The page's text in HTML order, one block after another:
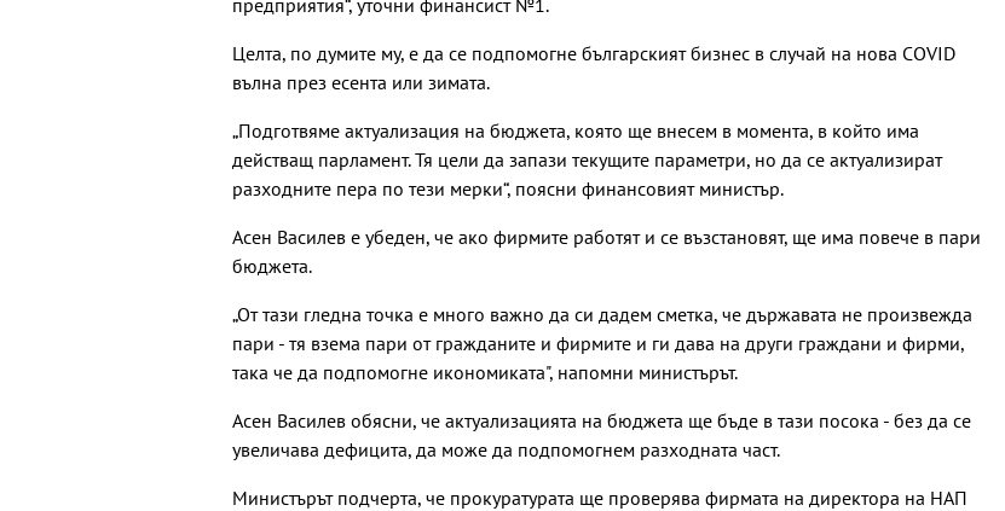
Целта, по думите му, е да се подпомогне българският бизнес в случай на нова COVID
вълна през есента или зимата.
„Подготвяме актуализация на бюджета, която ще внесем в момента, в който има
действащ парламент. Тя цели да запази текущите параметри, но да се актуализират
разходните пера по тези мерки“, поясни финансовият министър.
Асен Василев е убеден, че ако фирмите работят и се възстановят, ще има повече в пари
бюджета.
„От тази гледна точка е много важно да си дадем сметка, че държавата не произвежда
пари - тя взема пари от гражданите и фирмите и ги дава на други граждани и фирми,
така че да подпомогне икономиката", напомни министърът.
Асен Василев обясни, че актуализацията на бюджета ще бъде в тази посока - без да се
увеличава дефицита, да може да подпомогнем разходната част.
Министърът подчерта, че прокуратурата ще проверява фирмата на директора на НАП